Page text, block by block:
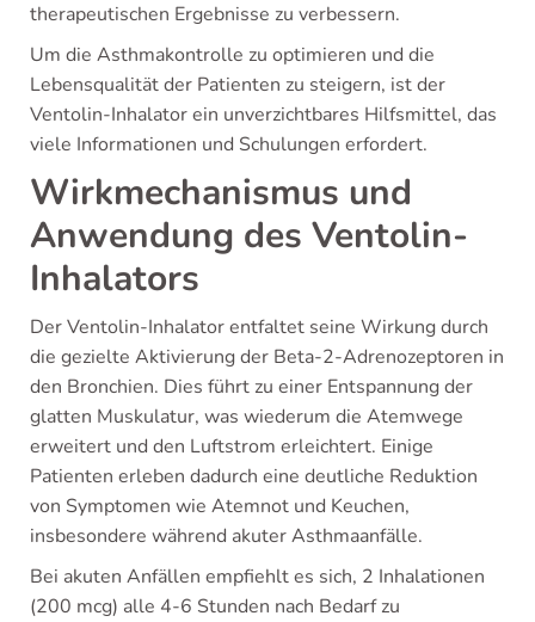
therapeutischen Ergebnisse zu verbessern.
Um die Asthmakontrolle zu optimieren und die
Lebensqualität der Patienten zu steigern, ist der
Ventolin-Inhalator ein unverzichtbares Hilfsmittel, das
viele Informationen und Schulungen erfordert.
Wirkmechanismus und
Anwendung des Ventolin-
Inhalators
Der Ventolin-Inhalator entfaltet seine Wirkung durch
die gezielte Aktivierung der Beta-2-Adrenozeptoren in
den Bronchien. Dies führt zu einer Entspannung der
glatten Muskulatur, was wiederum die Atemwege
erweitert und den Luftstrom erleichtert. Einige
Patienten erleben dadurch eine deutliche Reduktion
von Symptomen wie Atemnot und Keuchen,
insbesondere während akuter Asthmaanfälle.
Bei akuten Anfällen empfiehlt es sich, 2 Inhalationen
(200 mcg) alle 4-6 Stunden nach Bedarf zu